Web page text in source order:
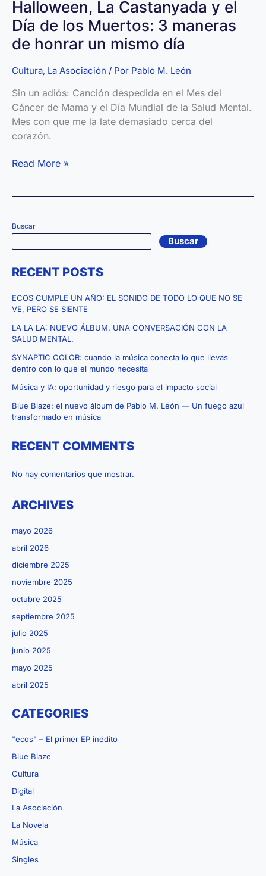
música
Halloween, La Castanyada y el
Día de los Muertos: 3 maneras
de honrar un mismo día
Cultura, La Asociación / Por Pablo M. León
Sin un adiós: Canción despedida en el Mes del
Cáncer de Mama y el Día Mundial de la Salud Mental.
Mes con que me la late demasiado cerca del
corazón.
Halloween,
Día
de
Muertos:
maneras
honrar
mismo
Read More »
Buscar
Buscar
RECENT POSTS
ECOS CUMPLE UN AÑO: EL SONIDO DE TODO LO QUE NO SE
VE, PERO SE SIENTE
LA LA LA: NUEVO ÁLBUM. UNA CONVERSACIÓN CON LA
SALUD MENTAL.
SYNAPTIC COLOR: cuando la música conecta lo que llevas
dentro con lo que el mundo necesita
Música y IA: oportunidad y riesgo para el impacto social
Blue Blaze: el nuevo álbum de Pablo M. León — Un fuego azul
transformado en música
RECENT COMMENTS
No hay comentarios que mostrar.
ARCHIVES
mayo 2026
abril 2026
diciembre 2025
noviembre 2025
octubre 2025
septiembre 2025
julio 2025
junio 2025
mayo 2025
abril 2025
CATEGORIES
"ecos" – El primer EP inédito
Blue Blaze
Cultura
Digital
La Asociación
La Novela
Música
Singles